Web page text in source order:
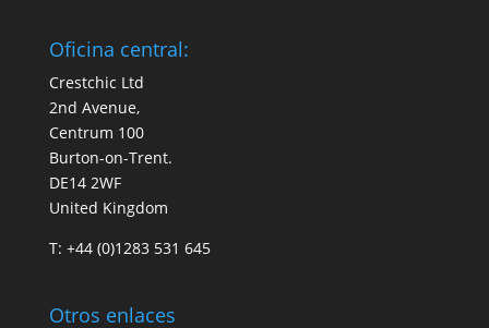
Oficina central:
Crestchic Ltd
2nd Avenue,
Centrum 100
Burton-on-Trent.
DE14 2WF
United Kingdom
T: +44 (0)1283 531 645
Otros enlaces